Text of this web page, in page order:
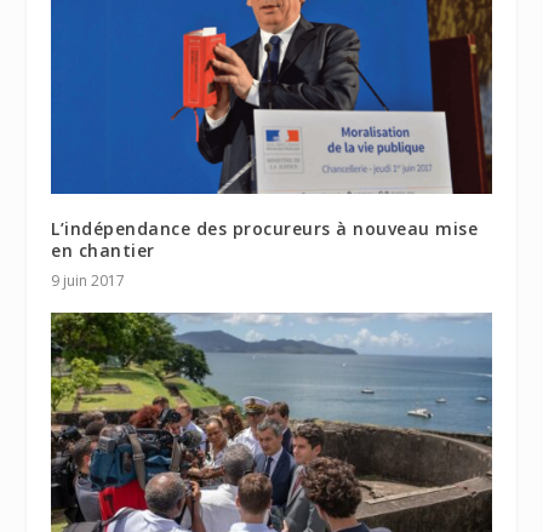
L’indépendance des procureurs à nouveau mise
en chantier
9 juin 2017